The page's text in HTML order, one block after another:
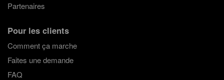
Partenaires
Pour les clients
Comment ça marche
Faites une demande
FAQ